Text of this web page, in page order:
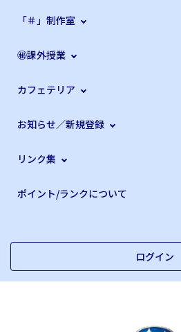
「＃」制作室
㊙課外授業
カフェテリア
お知らせ／新規登録
リンク集
ポイント/ランクについて
ログイン